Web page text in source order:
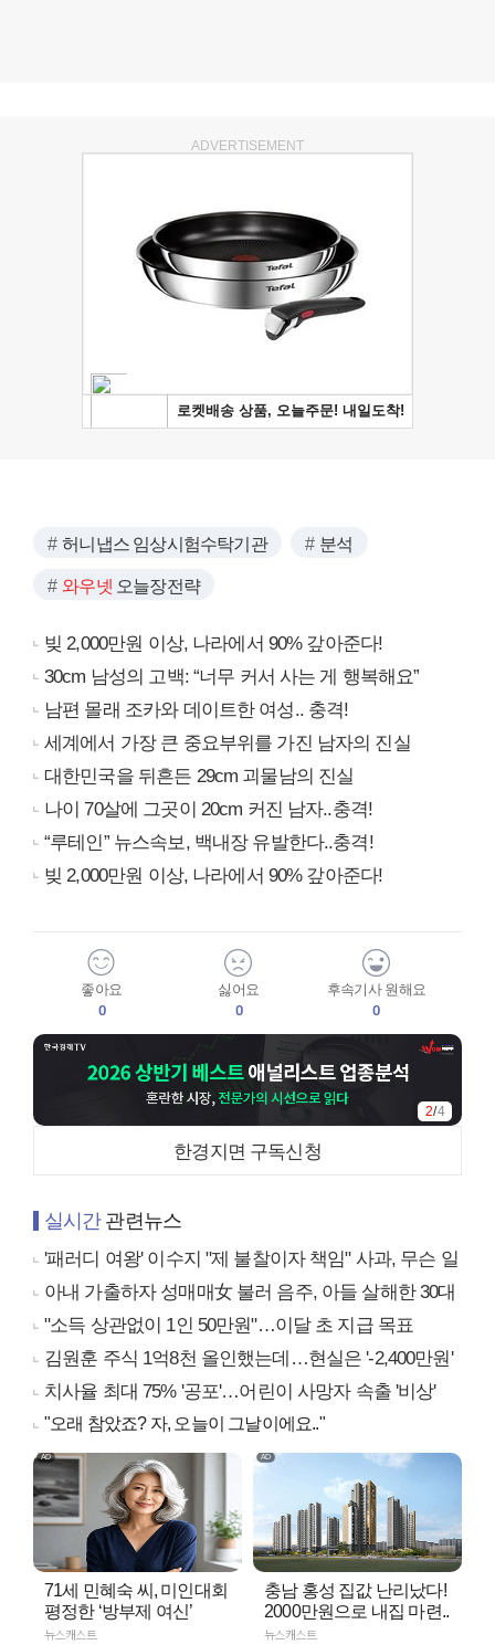
ADVERTISEMENT
허니냅스 임상시험수탁기관 분석
와우넷 오늘장전략
빚 2,000만원 이상, 나라에서 90% 갚아준다!
30cm 남성의 고백: “너무 커서 사는 게 행복해요”
남편 몰래 조카와 데이트한 여성.. 충격!
세계에서 가장 큰 중요부위를 가진 남자의 진실
대한민국을 뒤흔든 29cm 괴물남의 진실
나이 70살에 그곳이 20cm 커진 남자..충격!
“루테인” 뉴스속보, 백내장 유발한다..충격!
빚 2,000만원 이상, 나라에서 90% 갚아준다!
좋아요
0
싫어요
0
후속기사 원해요
0
3/4
한경지면 구독신청
실시간관련뉴스
'패러디 여왕' 이수지 "제 불찰이자 책임" 사과, 무슨 일
아내 가출하자 성매매女 불러 음주, 아들 살해한 30대
"소득 상관없이 1인 50만원"…이달 초 지급 목표
김원훈 주식 1억8천 올인했는데…현실은 '-2,400만원'
치사율 최대 75% '공포'…어린이 사망자 속출 '비상'
"오래 참았죠? 자, 오늘이 그날이에요.."
71세 민혜숙 씨, 미인대회
평정한 ‘방부제 여신’
뉴스캐스트
충남 홍성 집값 난리났다!
2000만원으로 내집 마련..
뉴스캐스트